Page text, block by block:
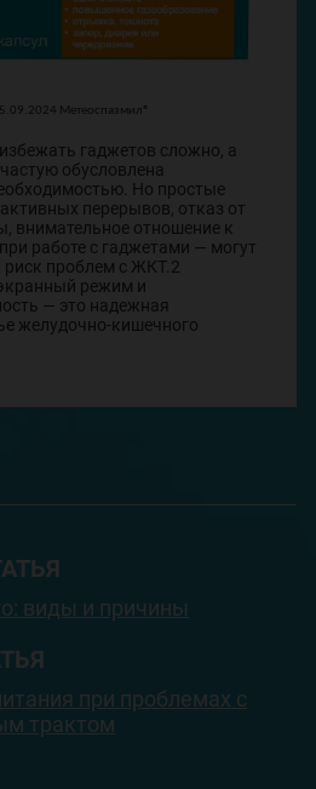
Метеоспазмил®
гаджетов сложно, а
обусловлена
Но простые
перерывов, отказ от
внимательное отношение к
работе с гаджетами — могут
риск проблем с ЖКТ.2
режим и
— это надежная
желудочно-кишечного
виды и причины
при проблемах с
трактом